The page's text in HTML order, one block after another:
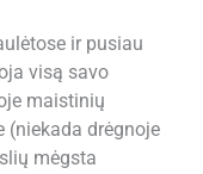
ir pusiau
visą savo
maistinių
(niekada drėgnoje
mėgsta